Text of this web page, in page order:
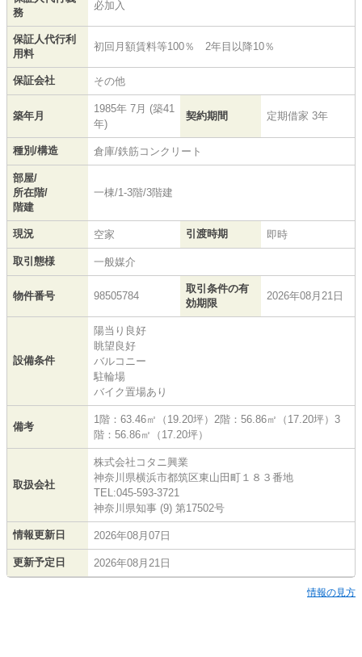
務
必加入
保証人代行利
用料
初回月額賃料等100％ 2年目以降10％
保証会社 その他
築年月
1985年 7月 (築41
年)
契約期間 定期借家 3年
種別/構造 倉庫/鉄筋コンクリート
部屋/
所在階/
階建
一棟/1-3階/3階建
現況 空家 引渡時期 即時
取引態様 一般媒介
物件番号 98505784
取引条件の有
効期限
2026年08月21日
設備条件
陽当り良好
眺望良好
バルコニー
駐輪場
バイク置場あり
備考
1階：63.46㎡（19.20坪）2階：56.86㎡（17.20坪）3
階：56.86㎡（17.20坪）
取扱会社
株式会社コタニ興業
神奈川県横浜市都筑区東山田町１８３番地
TEL:045-593-3721
神奈川県知事 (9) 第17502号
情報更新日 2026年08月07日
更新予定日 2026年08月21日
情報の見方